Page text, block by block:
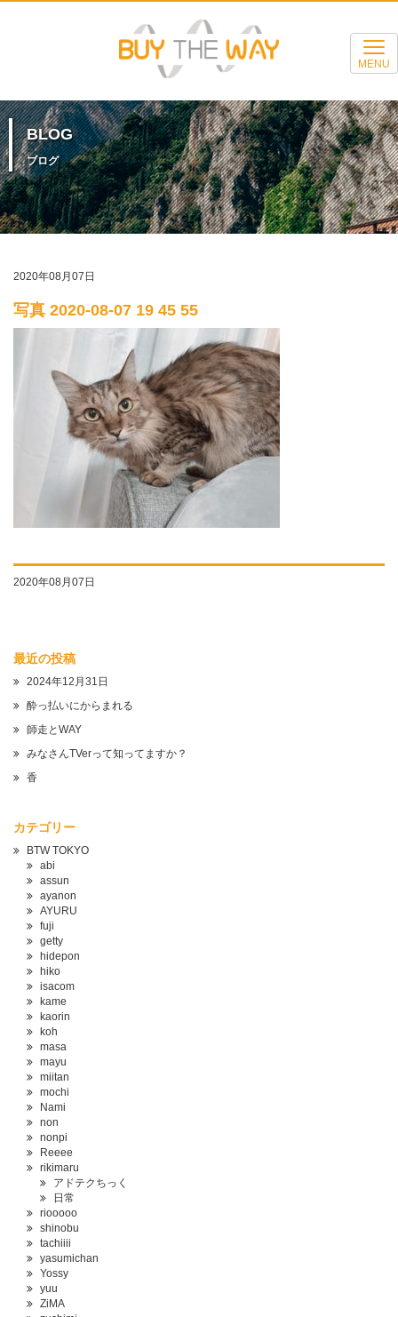
MENU
BLOG
ブログ
2020年08月07日
写真 2020-08-07 19 45 55
2020年08月07日
最近の投稿
2024年12月31日
酔っ払いにからまれる
師走とWAY
みなさんTVerって知ってますか？
香
カテゴリー
BTW TOKYO
abi
assun
ayanon
AYURU
fuji
getty
hidepon
hiko
isacom
kame
kaorin
koh
masa
mayu
miitan
mochi
Nami
non
nonpi
Reeee
rikimaru
アドテクちっく
日常
riooooo
shinobu
tachiiii
yasumichan
Yossy
yuu
ZiMA